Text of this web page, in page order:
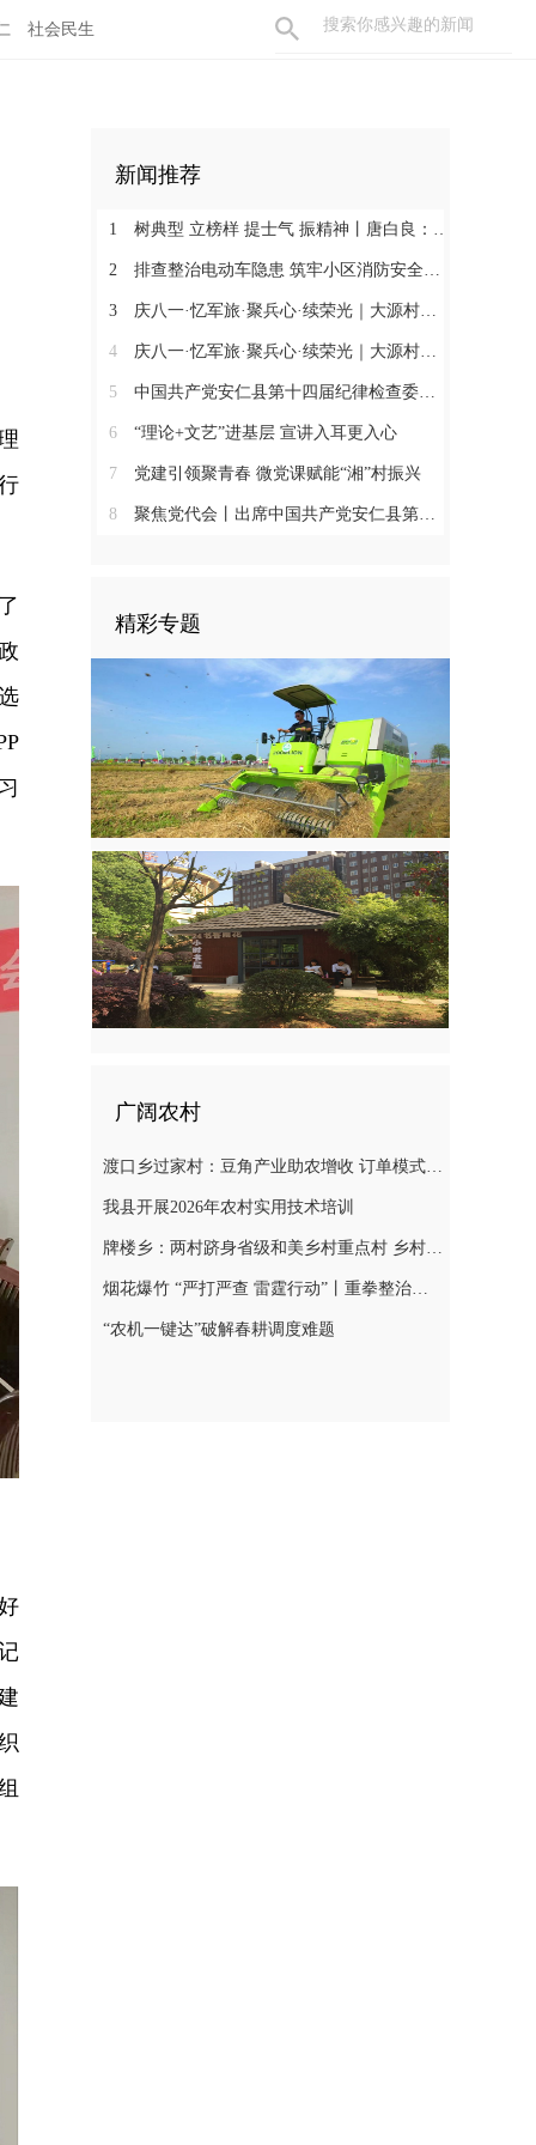
社会民生
新闻推荐
1 树典型 立榜样 提士气 振精神丨唐白良：三十载丹心映党徽 一腔热血暖万家
2 排查整治电动车隐患 筑牢小区消防安全防线
3 庆八一·忆军旅·聚兵心·续荣光｜大源村退役军人共话初心
4 庆八一·忆军旅·聚兵心·续荣光｜大源村退役军人共话初心
5 中国共产党安仁县第十四届纪律检查委员会召开第一次全体会议
6 “理论+文艺”进基层 宣讲入耳更入心
7 党建引领聚青春 微党课赋能“湘”村振兴
8 聚焦党代会丨出席中国共产党安仁县第十四次代表大会的党代表们陆续报到
精彩专题
广阔农村
渡口乡过家村：豆角产业助农增收 订单模式铺就致富路
我县开展2026年农村实用技术培训
牌楼乡：两村跻身省级和美乡村重点村 乡村振兴迎来“加速跑”
烟花爆竹 “严打严查 雷霆行动”丨重拳整治非法储存烟花爆竹 筑牢辖区安全防线
“农机一键达”破解春耕调度难题